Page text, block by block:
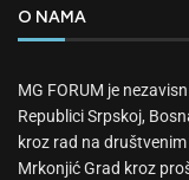
O NAMA
MG FORUM je
Republici Srpskoj,
kroz rad na
Mrkonjić Grad kroz